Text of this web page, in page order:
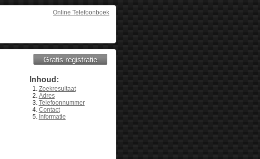
Online Telefoonboek
Gratis registratie
Inhoud:
Zoekresultaat
Adres
Telefoonnummer
Contact
Informatie